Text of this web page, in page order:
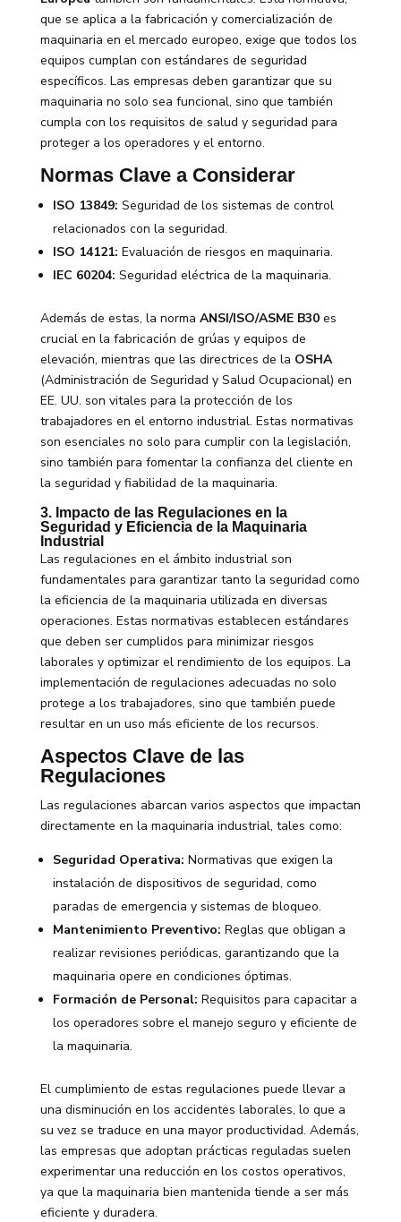
que se aplica a la fabricación y comercialización de
maquinaria en el mercado europeo, exige que todos los
equipos cumplan con estándares de seguridad
específicos. Las empresas deben garantizar que su
maquinaria no solo sea funcional, sino que también
cumpla con los requisitos de salud y seguridad para
proteger a los operadores y el entorno.
Normas Clave a Considerar
ISO 13849: Seguridad de los sistemas de control
relacionados con la seguridad.
ISO 14121: Evaluación de riesgos en maquinaria.
IEC 60204: Seguridad eléctrica de la maquinaria.
Además de estas, la norma ANSI/ISO/ASME B30es
crucial en la fabricación de grúas y equipos de
elevación, mientras que las directrices de la OSHA
(Administración de Seguridad y Salud Ocupacional) en
EE. UU. son vitales para la protección de los
trabajadores en el entorno industrial. Estas normativas
son esenciales no solo para cumplir con la legislación,
sino también para fomentar la confianza del cliente en
la seguridad y fiabilidad de la maquinaria.
3. Impacto de las Regulaciones en la
Seguridad y Eficiencia de la Maquinaria
Industrial
Las regulaciones en el ámbito industrial son
fundamentales para garantizar tanto la seguridad como
la eficiencia de la maquinaria utilizada en diversas
operaciones. Estas normativas establecen estándares
que deben ser cumplidos para minimizar riesgos
laborales y optimizar el rendimiento de los equipos. La
implementación de regulaciones adecuadas no solo
protege a los trabajadores, sino que también puede
resultar en un uso más eficiente de los recursos.
Aspectos Clave de las
Regulaciones
Las regulaciones abarcan varios aspectos que impactan
directamente en la maquinaria industrial, tales como:
Seguridad Operativa: Normativas que exigen la
instalación de dispositivos de seguridad, como
paradas de emergencia y sistemas de bloqueo.
Mantenimiento Preventivo: Reglas que obligan a
realizar revisiones periódicas, garantizando que la
maquinaria opere en condiciones óptimas.
Formación de Personal: Requisitos para capacitar a
los operadores sobre el manejo seguro y eficiente de
la maquinaria.
El cumplimiento de estas regulaciones puede llevar a
una disminución en los accidentes laborales, lo que a
su vez se traduce en una mayor productividad. Además,
las empresas que adoptan prácticas reguladas suelen
experimentar una reducción en los costos operativos,
ya que la maquinaria bien mantenida tiende a ser más
eficiente y duradera.